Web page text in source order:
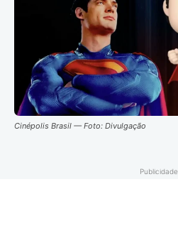
Cinépolis Brasil — Foto: Divulgação
Publicidade